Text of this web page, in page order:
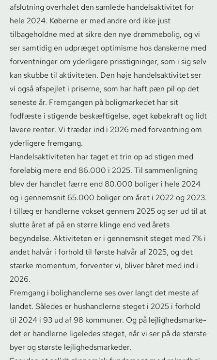
afslutning overhalet den samlede han­del­sak­ti­vi­tet for
hele 2024. Køberne er med andre ord ikke just
tilbageholdne med at sikre den nye drømmebolig, og vi
ser samtidig en udpræget optimisme hos danskerne med
forventninger om yderligere prisstigninger, som i sig selv
kan skubbe til aktiviteten. Den høje han­del­sak­ti­vi­tet ser
vi også afspejlet i priserne, som har haft pæn pil op det
seneste år. Fremgangen på boligmarkedet har sit
fodfæste i stigende beskæftigelse, øget købekraft og lidt
lavere renter. Vi træder ind i 2026 med forventning om
yderligere fremgang.
Han­del­sak­ti­vi­te­ten har taget et trin op ad stigen med
foreløbig mere end 86.000 i 2025. Til sammenligning
blev der handlet færre end 80.000 boliger i hele 2024
og i gennemsnit 65.000 boliger om året i 2022 og 2023.
I tillæg er handlerne vokset gennem 2025 og ser ud til at
slutte året af på en større klinge end ved årets
begyndelse. Aktiviteten er i gennemsnit steget med 7% i
andet halvår i forhold til første halvår af 2025, og det
stærke momentum, forventer vi, bliver båret med ind i
2026.
Fremgang i bolighandlerne ses over langt det meste af
landet. Således er hushandlerne steget i 2025 i forhold
til 2024 i 93 ud af 98 kommuner. Og på lej­lig­heds­mar­ke­
det er handlerne ligeledes steget, når vi ser på de største
byer og største lej­lig­heds­mar­ke­der.